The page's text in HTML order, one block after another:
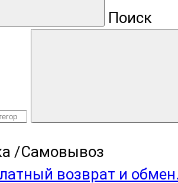
Поиск
/Самовывоз
возврат и